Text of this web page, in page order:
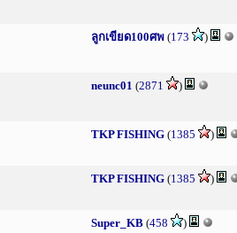
ลูกเขียด100ศพ (173 )
neunc01 (2871 )
TKP FISHING (1385 )
TKP FISHING (1385 )
Super_KB (458 )